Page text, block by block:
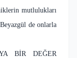
mutlulukları
de onlarla
BİR DEĞER